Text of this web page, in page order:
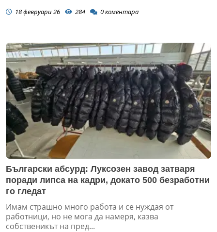
18 февруари 26 284 0коментара
Български абсурд: Луксозен завод затваря
поради липса на кадри, докато 500 безработни
го гледат
Имам страшно много работа и се нуждая от
работници, но не мога да намеря, казва
собственикът на пред...